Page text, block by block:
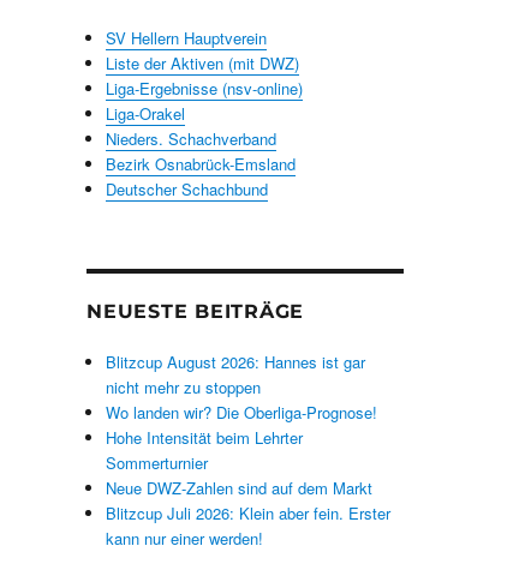
SV Hellern Hauptverein
Liste der Aktiven (mit DWZ)
Liga-Ergebnisse (nsv-online)
Liga-Orakel
Nieders. Schachverband
Bezirk Osnabrück-Emsland
Deutscher Schachbund
NEUESTE BEITRÄGE
Blitzcup August 2026: Hannes ist gar
nicht mehr zu stoppen
Wo landen wir? Die Oberliga-Prognose!
Hohe Intensität beim Lehrter
Sommerturnier
Neue DWZ-Zahlen sind auf dem Markt
Blitzcup Juli 2026: Klein aber fein. Erster
kann nur einer werden!